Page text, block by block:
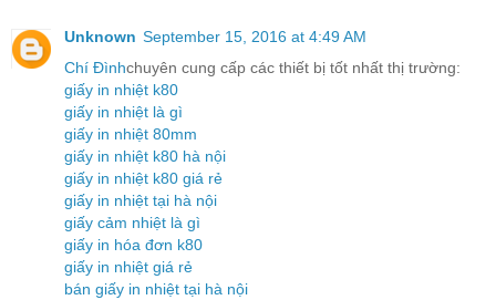
Unknown September 15, 2016 at 4:49 AM
Chí Đìnhchuyên cung cấp các thiết bị tốt nhất thị trường:
giấy in nhiệt k80
giấy in nhiệt là gì
giấy in nhiệt 80mm
giấy in nhiệt k80 hà nội
giấy in nhiệt k80 giá rẻ
giấy in nhiệt tại hà nội
giấy cảm nhiệt là gì
giấy in hóa đơn k80
giấy in nhiệt giá rẻ
bán giấy in nhiệt tại hà nội